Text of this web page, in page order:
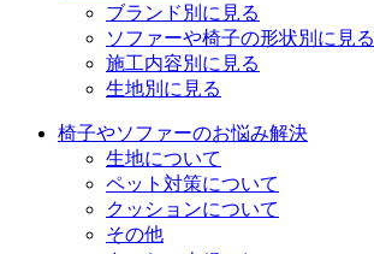
ブランド別に見る
ソファーや椅子の形状別に見る
施工内容別に見る
生地別に見る
椅子やソファーのお悩み解決
生地について
ペット対策について
クッションについて
その他